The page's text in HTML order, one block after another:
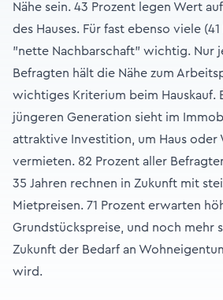
Nähe sein. 43 Prozent legen Wert
des Hauses. Für fast ebenso viele
"nette Nachbarschaft" wichtig. Nur
Befragten hält die Nähe zum
wichtiges Kriterium beim Hauskauf.
jüngeren Generation sieht im
attraktive Investition, um Haus oder
vermieten. 82 Prozent aller
35 Jahren rechnen in Zukunft mit
Mietpreisen. 71 Prozent erwarten
Grundstückspreise, und noch mehr
Zukunft der Bedarf an
wird.